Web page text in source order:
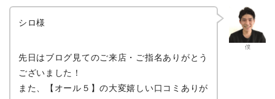
僕
シロ様
先日はブログ見てのご来店・ご指名ありがとう
ございました！
また、【オール５】の大変嬉しい口コミありが